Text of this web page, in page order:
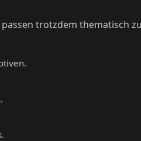
trotzdem thematisch